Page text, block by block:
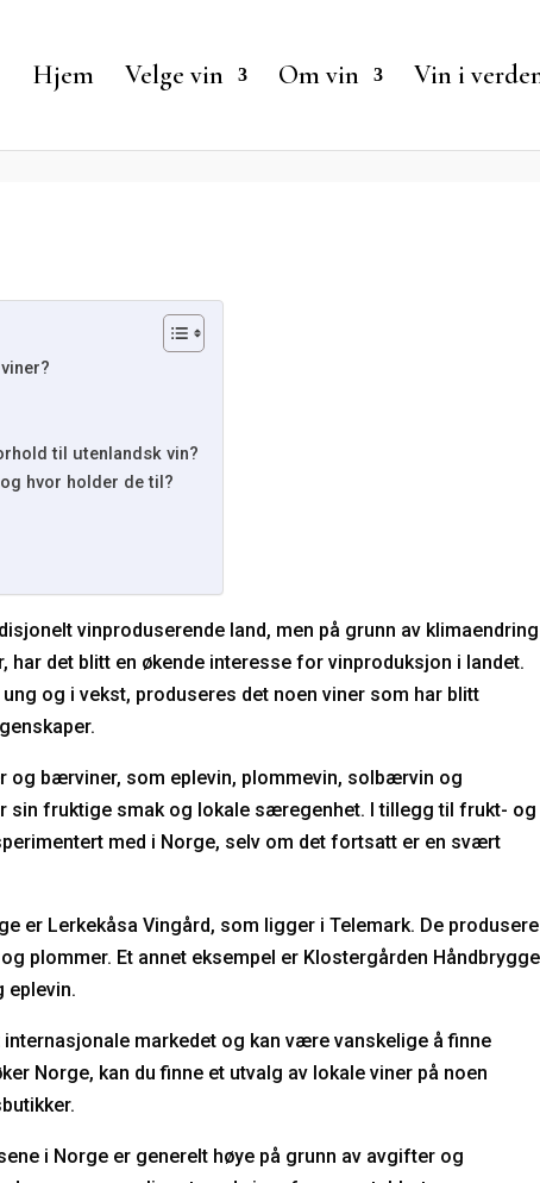
Hjem Velge vin Om vin Vin i
til utenlandsk vin?
hvor holder de til?
vinproduserende land, men på grunn av
har det blitt en økende interesse for vinproduksjon i landet.
og i vekst, produseres det noen viner som har blitt
og bærviner, som eplevin, plommevin, solbærvin og
sin fruktige smak og lokale særegenhet. I tillegg til frukt- og
med i Norge, selv om det fortsatt er en svært
er Lerkekåsa Vingård, som ligger i Telemark. De
plommer. Et annet eksempel er Klostergården
eplevin.
markedet og kan være vanskelige å finne
Norge, kan du finne et utvalg av lokale viner på noen
i Norge er generelt høye på grunn av avgifter og